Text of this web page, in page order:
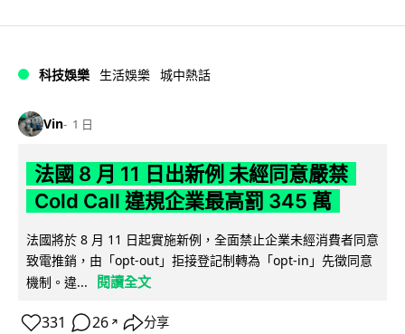
科技娛樂 生活娛樂 城中熱話
Vin 1 日
法國 8 月 11 日出新例 未經同意嚴禁
Cold Call 違規企業最高罰 345 萬
法國將於 8 月 11 日起實施新例，全面禁止企業未經消費者同意
致電推銷，由「opt-out」拒接登記制轉為「opt-in」先徵同意
機制。違...
閱讀全文
331 26 ↗ 分享